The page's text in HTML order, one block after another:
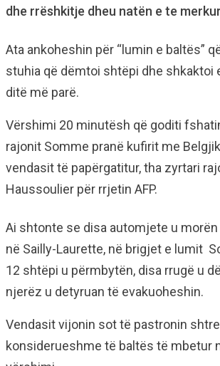
dhe rrëshkitje dheu natën e te
Ata ankoheshin për “lumin e baltës”
stuhia që dëmtoi shtëpi dhe shkaktoi
ditë më parë.
Vërshimi 20 minutësh që goditi
rajonit Somme pranë kufirit me
vendasit të papërgatitur, tha zyrtari
Haussoulier për rrjetin AFP.
Ai shtonte se disa automjete u
në Sailly-Laurette, në brigjet e lumit
12 shtëpi u përmbytën, disa rrugë u
njerëz u detyruan të evakuoheshin.
Vendasit vijonin sot të pastronin
konsiderueshme të baltës të mbetur